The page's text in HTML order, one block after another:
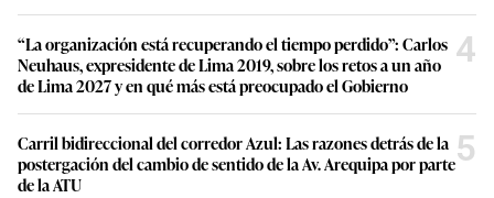
“La organización está recuperando el tiempo perdido”: Carlos
Neuhaus, expresidente de Lima 2019, sobre los retos a un año
de Lima 2027 y en qué más está preocupado el Gobierno
4
Carril bidireccional del corredor Azul: Las razones detrás de la
postergación del cambio de sentido de la Av. Arequipa por parte
de la ATU
5